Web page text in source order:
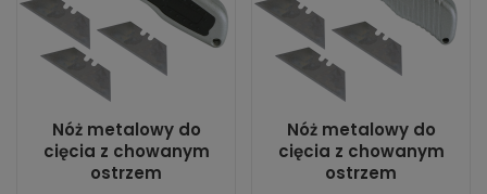
Nóż metalowy do
cięcia z chowanym
ostrzem
Nóż metalowy do
cięcia z chowanym
ostrzem